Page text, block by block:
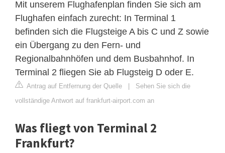
Mit unserem Flughafenplan finden Sie sich am
Flughafen einfach zurecht: In Terminal 1
befinden sich die Flugsteige A bis C und Z sowie
ein Übergang zu den Fern- und
Regionalbahnhöfen und dem Busbahnhof. In
Terminal 2 fliegen Sie ab Flugsteig D oder E.
Antrag auf Entfernung der Quelle
Sehen Sie sich die
vollständige Antwort auf frankfurt-airport.com an
Was fliegt von Terminal 2
Frankfurt?